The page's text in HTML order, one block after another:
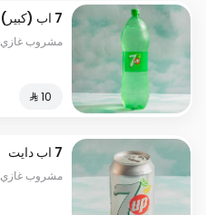
7 اب (كبير)
مشروب غازي
7 اب دايت
مشروب غازي